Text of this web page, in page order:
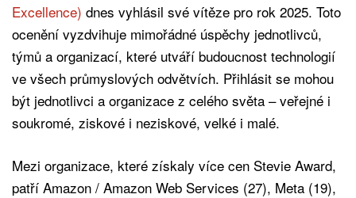
Excellence) dnes vyhlásil své vítěze pro rok 2025. Toto
ocenění vyzdvihuje mimořádné úspěchy jednotlivců,
týmů a organizací, které utváří budoucnost technologií
ve všech průmyslových odvětvích. Přihlásit se mohou
být jednotlivci a organizace z celého světa – veřejné i
soukromé, ziskové i neziskové, velké i malé.
Mezi organizace, které získaly více cen Stevie Award,
patří Amazon / Amazon Web Services (27), Meta (19),